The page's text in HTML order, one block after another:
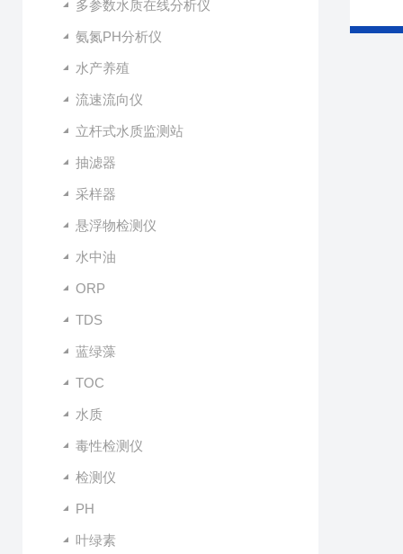
多参数水质在线分析仪
氨氮PH分析仪
水产养殖
流速流向仪
立杆式水质监测站
抽滤器
采样器
悬浮物检测仪
水中油
ORP
TDS
蓝绿藻
TOC
水质
毒性检测仪
检测仪
PH
叶绿素